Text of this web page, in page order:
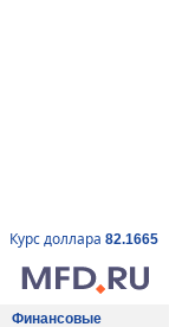
Курс доллара 82.1665
Финансовые